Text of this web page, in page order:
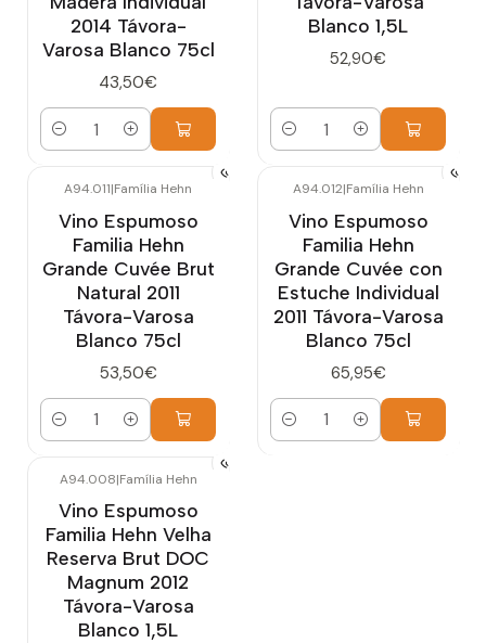
2014 Távora-
Varosa Blanco 75cl
43,50€
Cantidad
Blanco 1,5L
52,90€
Cantidad
A94.011|Família Hehn
Vino Espumoso
Familia Hehn
Grande Cuvée Brut
Natural 2011
Távora-Varosa
Blanco 75cl
53,50€
Cantidad
A94.012|Família Hehn
Vino Espumoso
Familia Hehn
Grande Cuvée con
Estuche Individual
2011 Távora-Varosa
Blanco 75cl
65,95€
Cantidad
A94.008|Família Hehn
Vino Espumoso
Familia Hehn Velha
Reserva Brut DOC
Magnum 2012
Távora-Varosa
Blanco 1,5L